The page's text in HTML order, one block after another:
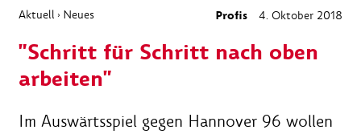
Aktuell › Neues Profis 4. Oktober 2018
"Schritt für Schritt nach oben
arbeiten"
Im Auswärtsspiel gegen Hannover 96 wollen